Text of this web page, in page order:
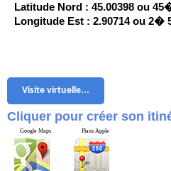
Latitude Nord : 45.00398 ou
Longitude Est : 2.90714 ou 2�
Visite virtuelle...
Cliquer pour créer son
Google Maps Plans Apple